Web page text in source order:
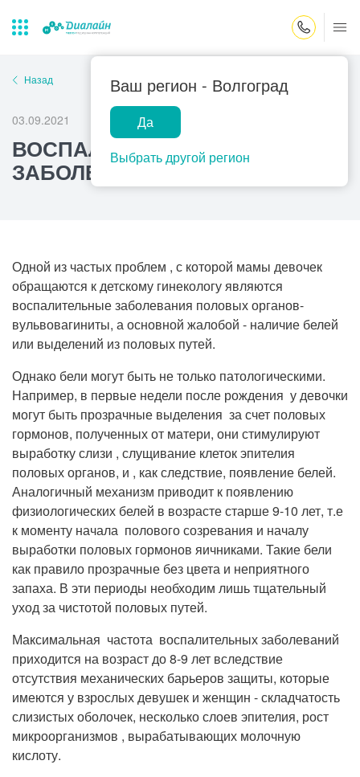
Ваш регион - Волгоград
Да
Выбрать другой регион
Лаборатории
Центр помощи
на дому
Закрыть поиск
Популярные запросы
Прием гинеколога
Прием офтальмолога
Прием уролога
Прием хирурга
Прием кардиолога
Назад
03.09.2021
ВОСПАЛИТЕЛЬНЫЕ
ЗАБОЛЕВАНИЯ У ДЕВОЧЕК
Одной из частых проблем , с которой мамы девочек
обращаются к детскому гинекологу являются
воспалительные заболевания половых органов-
вульвовагиниты, а основной жалобой - наличие белей
или выделений из половых путей.
Однако бели могут быть не только патологическими.
Например, в первые недели после рождения у девочки
могут быть прозрачные выделения за счет половых
гормонов, полученных от матери, они стимулируют
выработку слизи , слущивание клеток эпителия
половых органов, и , как следствие, появление белей.
Аналогичный механизм приводит к появлению
физиологических белей в возрасте старше 9-10 лет, т.е
к моменту начала полового созревания и началу
выработки половых гормонов яичниками. Такие бели
как правило прозрачные без цвета и неприятного
запаха. В эти периоды необходим лишь тщательный
уход за чистотой половых путей.
Максимальная частота воспалительных заболеваний
приходится на возраст до 8-9 лет вследствие
отсутствия механических барьеров защиты, которые
имеются у взрослых девушек и женщин - складчатость
слизистых оболочек, несколько слоев эпителия, рост
микроорганизмов , вырабатывающих молочную
кислоту.